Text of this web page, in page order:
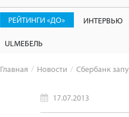
РЕЙТИНГИ «ДО» ИНТЕРВЬЮ
ULМЕБЕЛЬ
Главная Новости Сбербанк
17.07.2013